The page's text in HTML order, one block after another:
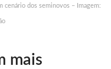
cenário dos seminovos – Imagem:
mais